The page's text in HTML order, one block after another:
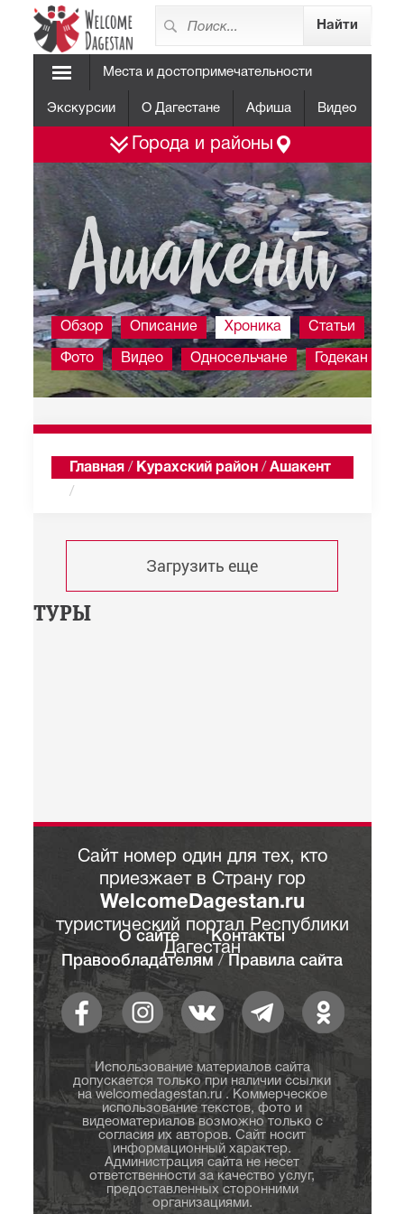
Места и достопримечательности
Экскурсии О Дагестане Афиша Видео
Города и районы
Ашакент
Обзор Описание Хроника Статьи
Фото Видео Односельчане Годекан
Главная / Курахский район / Ашакент
/
Загрузить еще
ТУРЫ
Сайт номер один для тех, кто
приезжает в Страну гор
WelcomeDagestan.ru
туристический портал Республики
Дагестан
О сайте
Контакты
Правообладателям / Правила сайта
Использование материалов сайта
допускается только при наличии ссылки
на welcomedagestan.ru . Коммерческое
использование текстов, фото и
видеоматериалов возможно только с
согласия их авторов. Сайт носит
информационный характер.
Администрация сайта не несет
ответственности за качество услуг,
предоставленных сторонними
организациями.